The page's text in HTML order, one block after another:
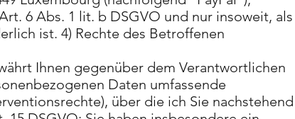
6 Abs. 1 lit. b DSGVO und nur insoweit, als
ist. 4) Rechte des Betroffenen
Ihnen gegenüber dem Verantwortlichen
Daten umfassende
über die ich Sie nachstehend